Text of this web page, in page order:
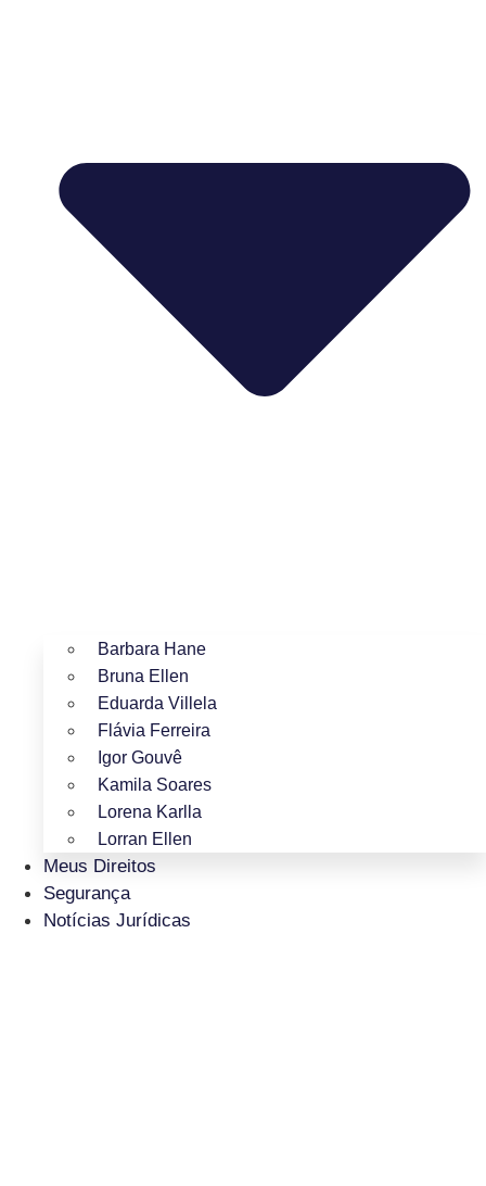
Barbara Hane
Bruna Ellen
Eduarda Villela
Flávia Ferreira
Igor Gouvê
Kamila Soares
Lorena Karlla
Lorran Ellen
Meus Direitos
Segurança
Notícias Jurídicas